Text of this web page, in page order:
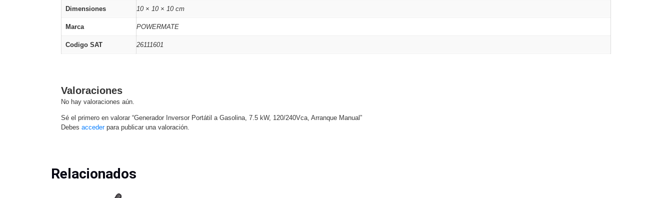
Dimensiones 10 × 10 × 10 cm
Marca POWERMATE
Codigo SAT 26111601
Valoraciones
No hay valoraciones aún.
Sé el primero en valorar “Generador Inversor Portátil a Gasolina, 7.5 kW, 120/240Vca, Arranque Manual”
Debes accederpara publicar una valoración.
Relacionados